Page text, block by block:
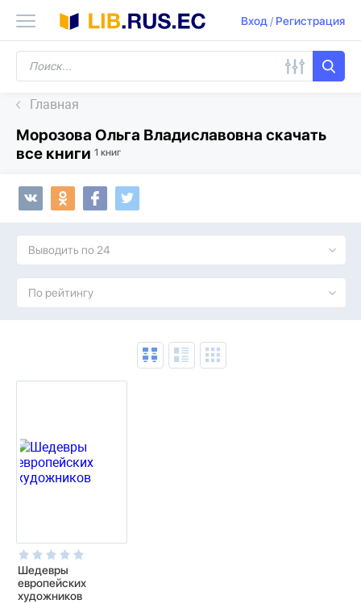
Вход/ Регистрация
Главная
Морозова Ольга Владиславовна скачать
все книги 1 книг
Выводить по 24
По рейтингу
Шедевры
европейских
художников